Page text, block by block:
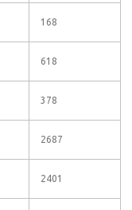
168
618
378
2687
2401